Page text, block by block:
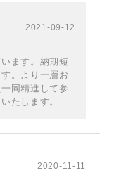
2021-09-12
ます。納期短
。より一層お
同精進して参
たします。
2020-11-11